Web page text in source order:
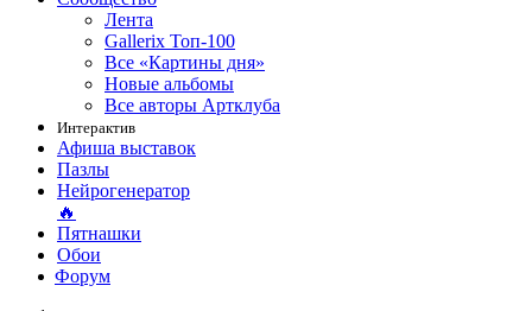
Лента
Gallerix Топ-100
Все «Картины дня»
Новые альбомы
Все авторы Артклуба
Интерактив
Афиша выставок
Пазлы
Нейрогенератор
🔥
Пятнашки
Обои
Форум